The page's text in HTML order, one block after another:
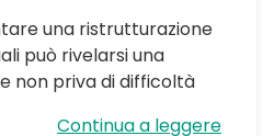
una ristrutturazione
può rivelarsi una
non priva di difficoltà
Continua a leggere